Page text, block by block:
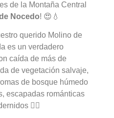
de la Montaña Central
Nocedo! 😍💧
querido Molino de
es un verdadero
caída de más de
de vegetación salvaje,
de bosque húmedo
escapadas románticas
🧗‍♀️